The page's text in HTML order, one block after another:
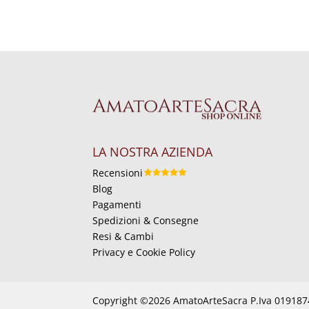
LA NOSTRA AZIENDA
Recensioni
Blog
Pagamenti
Spedizioni & Consegne
Resi & Cambi
Privacy e Cookie Policy
Copyright ©2026 AmatoArteSacra P.Iva